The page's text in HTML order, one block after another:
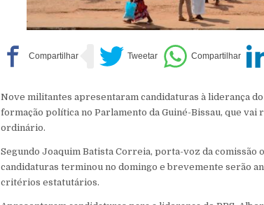
Nove militantes apresentaram candidaturas à liderança do
formação política no Parlamento da Guiné-Bissau, que
ordinário.
Segundo Joaquim Batista Correia, porta-voz da comissão
candidaturas terminou no domingo e brevemente serão
critérios estatutários.